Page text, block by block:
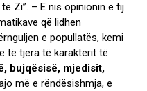
Zi”. – E nis opinionin e tij
që lidhen
e popullatës, kemi
të tjera të karakterit të
bujqësisë, mjedisit,
më e rëndësishmja, e